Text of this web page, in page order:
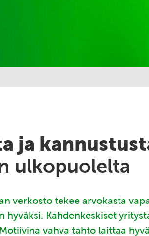
ja
ulkopuolelta
verkosto tekee arvokasta
hyväksi. Kahdenkeskiset
vahva tahto laittaa